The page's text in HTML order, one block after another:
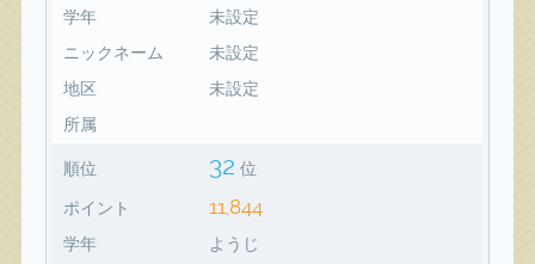
学年
未設定
ニックネーム
未設定
地区
未設定
所属
順位 32 位
ポイント 11,844
学年
ようじ